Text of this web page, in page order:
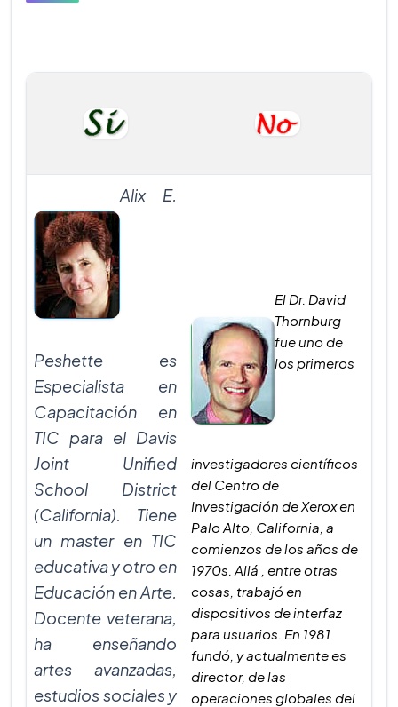
Alix E.
Peshette es
Especialista en
Capacitación en
TIC para el Davis
Joint Unified
School District
(California). Tiene
un master en TIC
educativa y otro en
Educación en Arte.
Docente veterana,
ha enseñando
artes avanzadas,
estudios sociales y
El Dr. David
Thornburg
fue uno de
los primeros
investigadores científicos
del Centro de
Investigación de Xerox en
Palo Alto, California, a
comienzos de los años de
1970s. Allá , entre otras
cosas, trabajó en
dispositivos de interfaz
para usuarios. En 1981
fundó, y actualmente es
director, de las
operaciones globales del